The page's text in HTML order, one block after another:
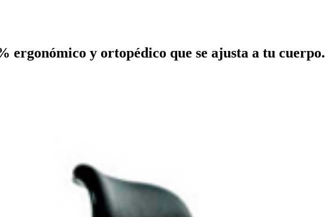
ergonómico y ortopédico que se ajusta a tu cuerpo.